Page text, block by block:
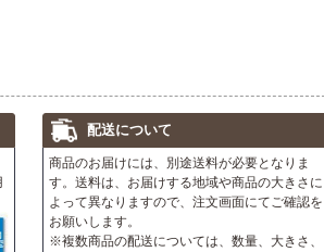
配送について
商品のお届けには、別途送料が必要となりま
す。送料は、お届けする地域や商品の大きさに
よって異なりますので、注文画面にてご確認を
お願いします。
※複数商品の配送については、数量、大きさ、